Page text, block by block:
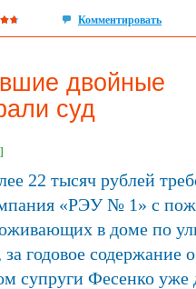
Комментировать
двойные
суд
22 тысяч рублей
«РЭУ № 1» с
в доме по
за годовое
супруги Фесенко уже